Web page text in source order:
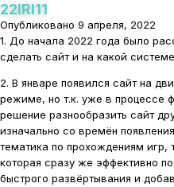
22IRI11
Опубликовано 9 апреля, 2022
1. До начала 2022 года было
сделать сайт и на какой
2. В январе появился сайт на
режиме, но т.к. уже в процессе
решение разнообразить сайт
изначально со времён
тематика по прохождениям игр,
которая сразу же эффективно
быстрого развёртывания и